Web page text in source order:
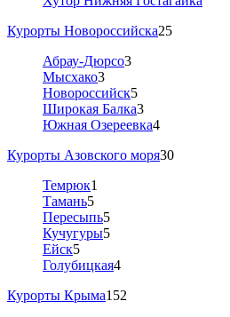
Курорты Новороссийска25
Абрау-Дюрсо3
Мысхако3
Новороссийск5
Широкая Балка3
Южная Озереевка4
Курорты Азовского моря30
Темрюк1
Тамань5
Пересыпь5
Кучугуры5
Ейск5
Голубицкая4
Курорты Крыма152